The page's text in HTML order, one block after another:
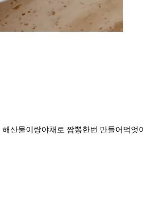
산물이랑야채로 짬뽕한번 만들어먹